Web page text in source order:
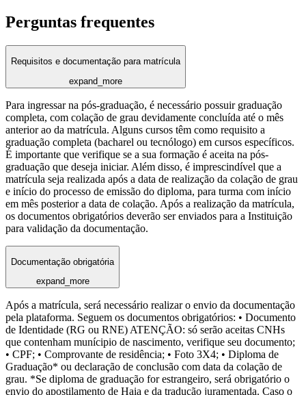
Perguntas frequentes
Requisitos e documentação para matrícula
expand_more
Para ingressar na pós-graduação, é necessário possuir graduação
completa, com colação de grau devidamente concluída até o mês
anterior ao da matrícula. Alguns cursos têm como requisito a
graduação completa (bacharel ou tecnólogo) em cursos específicos.
É importante que verifique se a sua formação é aceita na pós-
graduação que deseja iniciar. Além disso, é imprescindível que a
matrícula seja realizada após a data de realização da colação de grau
e início do processo de emissão do diploma, para turma com início
em mês posterior a data de colação. Após a realização da matrícula,
os documentos obrigatórios deverão ser enviados para a Instituição
para validação da documentação.
Documentação obrigatória
expand_more
Após a matrícula, será necessário realizar o envio da documentação
pela plataforma. Seguem os documentos obrigatórios: • Documento
de Identidade (RG ou RNE) ATENÇÃO: só serão aceitas CNHs
que contenham munícipio de nascimento, verifique seu documento;
• CPF; • Comprovante de residência; • Foto 3X4; • Diploma de
Graduação* ou declaração de conclusão com data da colação de
grau. *Se diploma de graduação for estrangeiro, será obrigatório o
envio do apostilamento de Haia e da tradução juramentada. Caso o